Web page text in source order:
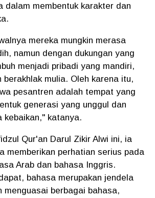
dalam membentuk karakter dan
mereka mungkin merasa
namun dengan dukungan yang
menjadi pribadi yang mandiri,
berakhlak mulia. Oleh karena itu,
pesantren adalah tempat yang
generasi yang unggul dan
kebaikan," katanya.
Qur'an Darul Zikir Alwi ini, ia
memberikan perhatian serius pada
Arab dan bahasa Inggris.
bahasa merupakan jendela
menguasai berbagai bahasa,